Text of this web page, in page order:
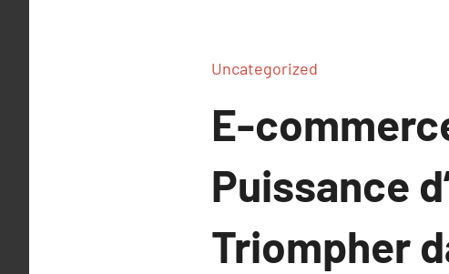
Uncategorized
E-
Puissance
Triompher